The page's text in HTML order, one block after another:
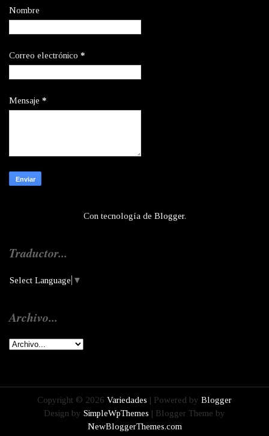
Nombre
Correo electrónico *
Mensaje *
Con tecnología de Blogger.
Traductor...
Select Language ▼
Archivo...
Copyright © 2026 Variedades | Powered by Blogger
Design by SimpleWpThemes | Blogger Theme by
NewBloggerThemes.com